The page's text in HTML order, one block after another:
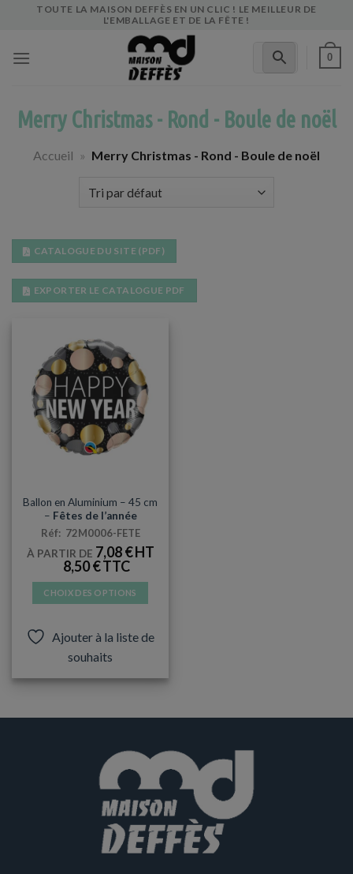
TOUTE LA MAISON DEFFÈS EN UN CLIC ! LE MEILLEUR DE
L'EMBALLAGE ET DE LA FÊTE !
0
Merry Christmas - Rond - Boule de noël
Accueil » Merry Christmas - Rond - Boule de noël
CATALOGUE DU SITE (PDF)
EXPORTER LE CATALOGUE PDF
Ballon en Aluminium – 45 cm
– Fêtes de l’année
Réf: 72M0006-FETE
À PARTIR DE 7,08€
8,50€
CHOIX DES OPTIONS
a
plusieurs
variations.
choisies
sur
page
produit
Ajouter à la liste de
souhaits